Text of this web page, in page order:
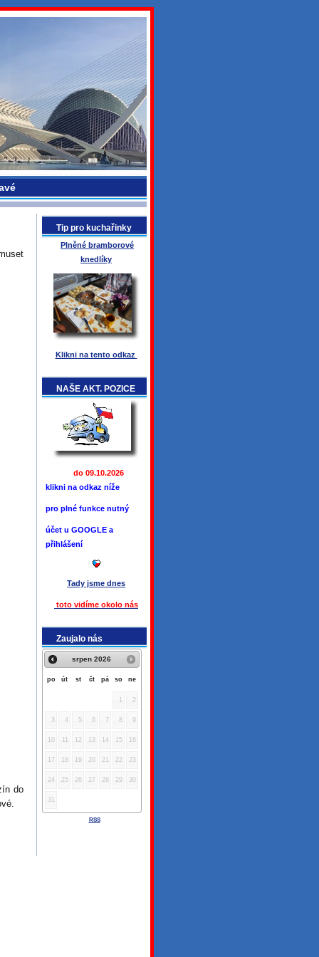
Tip pro kuchařinky
Plněné bramborové
knedlíky
Klikni na tento odkaz
NAŠE AKT. POZICE
do 09.10.2026
klikni na odkaz níže
pro plné funkce nutný
účet u GOOGLE a
přihlášení
Tady jsme dnes
toto vidíme okolo nás
Zaujalo nás
srpen 2026
po út st čt pá so ne
1 2
3 4 5 6 7 8 9
10 11 12 13 14 15 16
17 18 19 20 21 22 23
24 25 26 27 28 29 30
31
RSS
do